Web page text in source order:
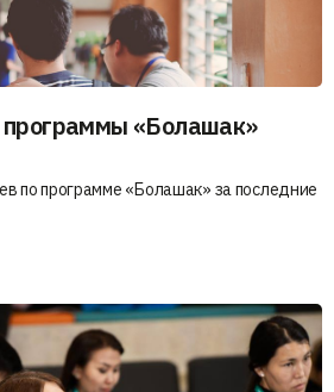
«Болашак»
по программе «Болашак» за последние